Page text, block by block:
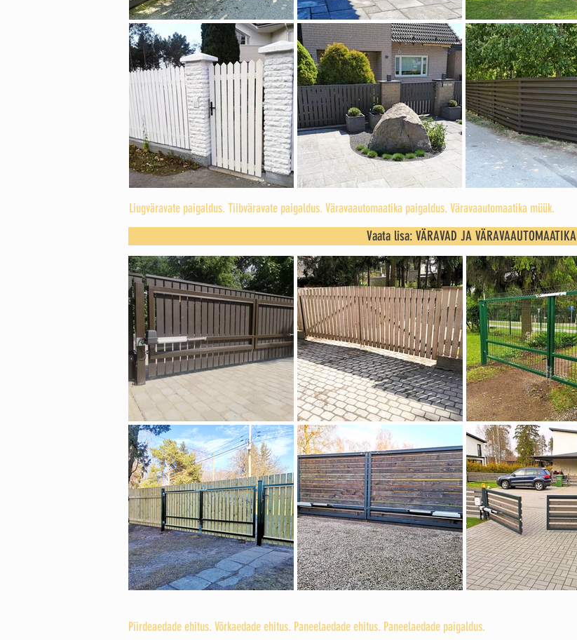
Liugväravate paigaldus. Tiibväravate paigaldus. Väravaautomaatika paigaldus. Väravaautomaatika müük.
Vaata lisa: VÄRAVAD JA VÄRAVAAUTOMAATIKA
Piirdeaedade ehitus. Võrkaedade ehitus. Paneelaedade ehitus. Paneelaedade paigaldus.